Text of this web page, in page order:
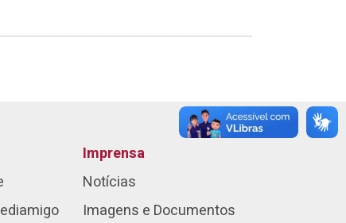
Imprensa
Notícias
Imagens e Documentos